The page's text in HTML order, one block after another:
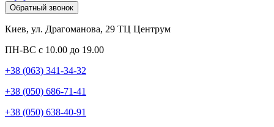
Обратный звонок
Киев, ул. Драгоманова, 29 ТЦ Центрум
ПН-ВС с 10.00 до 19.00
+38 (063) 341-34-32
+38 (050) 686-71-41
+38 (050) 638-40-91